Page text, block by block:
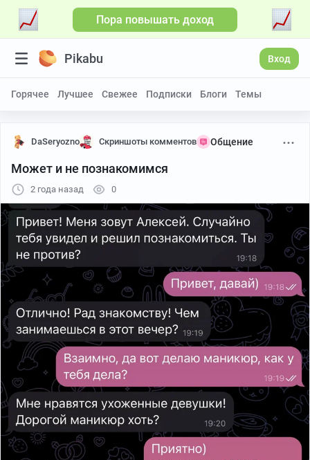
Пора повышать доход
Pikabu Вход
Горячее Лучшее Свежее Подписки Блоги Темы
DaSeryozno Скриншоты комментов Общение
Может и не познакомимся
2 года назад 0